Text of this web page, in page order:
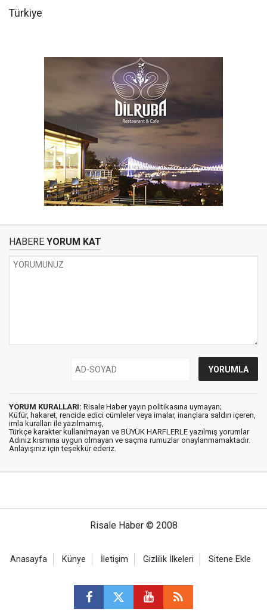
Türkiye
HABERE YORUM KAT
YORUM KURALLARI: Risale Haber yayın politikasına uymayan;
Küfür, hakaret, rencide edici cümleler veya imalar, inançlara saldırı içeren,
imla kuralları ile yazılmamış,
Türkçe karakter kullanılmayan ve BÜYÜK HARFLERLE yazılmış yorumlar
Adınız kısmına uygun olmayan ve saçma rumuzlar onaylanmamaktadır.
Anlayışınız için teşekkür ederiz.
Risale Haber © 2008
Anasayfa Künye İletişim Gizlilik İlkeleri Sitene Ekle